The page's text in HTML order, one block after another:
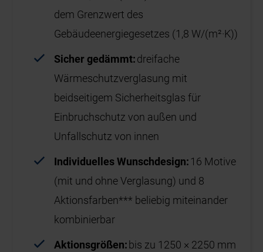
dem Grenzwert des
Gebäudeenergiegesetzes (1,8 W/(m²·K))
Sicher gedämmt:dreifache
Wärmeschutzverglasung mit
beidseitigem Sicherheitsglas für
Einbruchschutz von außen und
Unfallschutz von innen
Individuelles Wunschdesign:16 Motive
(mit und ohne Verglasung) und 8
Aktionsfarben*** beliebig miteinander
kombinierbar
Aktionsgrößen: bis zu 1250 × 2250 mm